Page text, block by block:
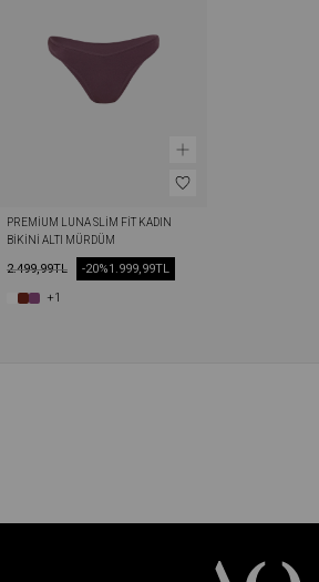
PREMIUM LUNA SLIM FIT KADIN
BIKINI ALTI MÜRDÜM
2.499,99TL 1.999,99TL
-20%
+1